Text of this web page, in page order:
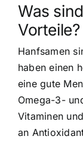
Was
Vorteile?
Hanfsamen
haben einen
eine gute
Omega-3-
Vitaminen
an